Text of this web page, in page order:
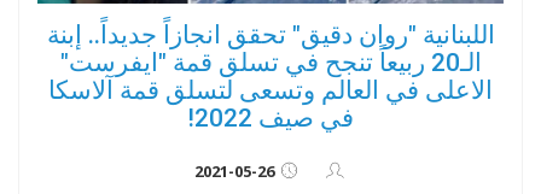
اللبنانية "روان دقيق" تحقق انجازاً جديداً.. إبنة
الـ20 ربيعاً تنجح في تسلق قمة "ايفرست"
الاعلى في العالم وتسعى لتسلق قمة آلاسكا
في صيف 2022!
2021-05-26